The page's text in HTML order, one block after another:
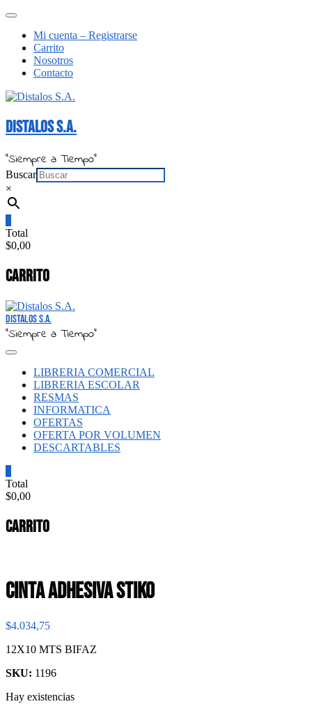
Saltar
contenido
Menú
barra
superior
Mi cuenta – Registrarse
Carrito
Nosotros
Contacto
Distalos S.A.
"Siempre a Tiempo"
Buscar
×
Total
$0,00
Carrito
Distalos S.A.
"Siempre a Tiempo"
LIBRERIA COMERCIAL
LIBRERIA ESCOLAR
RESMAS
INFORMATICA
OFERTAS
OFERTA POR VOLUMEN
DESCARTABLES
Total
$0,00
Carrito
CINTA ADHESIVA STIKO
$4.034,75
12X10 MTS BIFAZ
SKU: 1196
Hay existencias